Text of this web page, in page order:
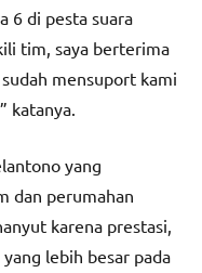
6 di pesta suara
tim, saya berterima
mensuport kami
katanya.
yang
dan perumahan
karena prestasi,
lebih besar pada